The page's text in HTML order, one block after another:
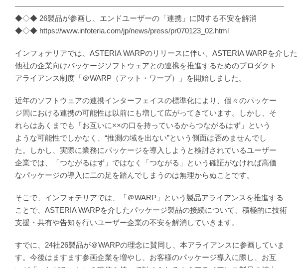
――――――――――――――――――――――――――――――――――――
◆◇◆ 26製品が参画し、エンドユーザーの「連携」に関する不安を解消
◆◇◆ https://www.infoteria.com/jp/news/press/pr070123_02.html
インフォテリアでは、ASTERIA WARPのリリースに伴い、ASTERIA WARPを介した
他社の企業向けパッケージソフトウェアとの連携を推進するためのプロダクト
アライアンス制度「＠WARP（アット・ワープ）」を開始しました。
近年のソフトウェアの連携インターフェイスの標準化により、個々のパッケー
ジ間における連携の可能性は以前にも増して広がってきています。しかし、そ
れらはあくまでも「お互いに××の口を持っているからつながるはず」という
ような可能性でしかなく、“推測の域を出ない”という側面は否めませんでし
た。しかし、実際に業務にパッケージを導入しようと検討されているユーザー
企業では、「つながるはず」ではなく「つながる」という確証がなければ高価
なパッケージの導入に二の足を踏んでしまうのは無理からぬことです。
そこで、インフォテリアでは、「＠WARP」という製品アライアンスを推進する
ことで、ASTERIA WARPを介したパッケージ製品の接続について、積極的に技術
支援・共有や告知を行いユーザー企業の不安を解消していきます。
すでに、24社26製品が＠WARPの理念に賛同し、本アライアンスに参画していま
す。今後はますます参画企業を増やし、お客様のパッケージ導入に際し、お互